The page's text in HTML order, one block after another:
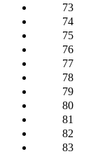
73
74
75
76
77
78
79
80
81
82
83